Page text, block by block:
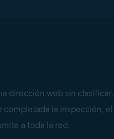
dirección web sin
la inspección,
a toda la red.